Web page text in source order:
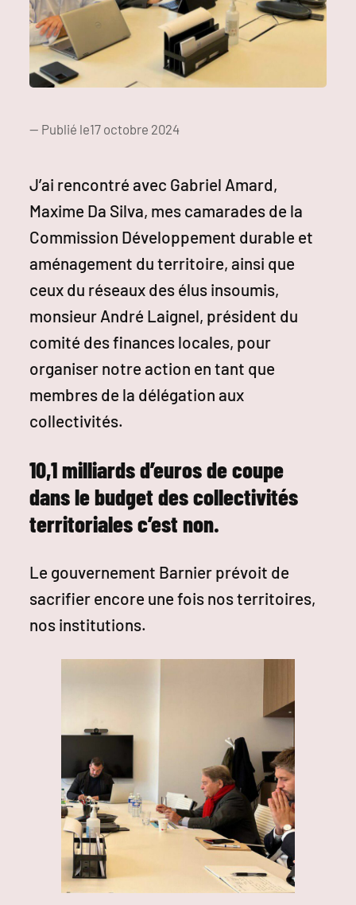
— Publié le17 octobre 2024
J’ai rencontré avec Gabriel Amard,
Maxime Da Silva, mes camarades de la
Commission Développement durable et
aménagement du territoire, ainsi que
ceux du réseaux des élus insoumis,
monsieur André Laignel, président du
comité des finances locales, pour
organiser notre action en tant que
membres de la délégation aux
collectivités.
10,1 milliards d’euros de coupe
dans le budget des collectivités
territoriales c’est non.
Le gouvernement Barnier prévoit de
sacrifier encore une fois nos territoires,
nos institutions.